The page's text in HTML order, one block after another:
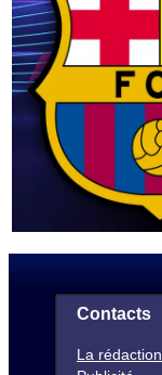
Contacts
La rédaction